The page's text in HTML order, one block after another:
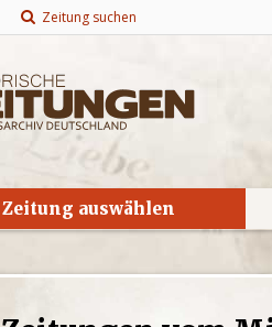
Zeitung suchen
Zeitung auswählen